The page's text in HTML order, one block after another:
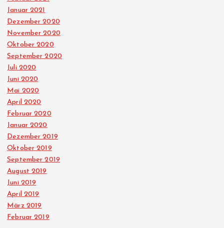
Januar 2021
Dezember 2020
November 2020
Oktober 2020
September 2020
Juli 2020
Juni 2020
Mai 2020
April 2020
Februar 2020
Januar 2020
Dezember 2019
Oktober 2019
September 2019
August 2019
Juni 2019
April 2019
März 2019
Februar 2019